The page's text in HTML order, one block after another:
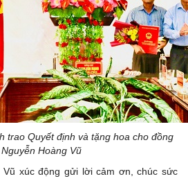
trao Quyết định và tặng hoa cho đồng
Hoàng Vũ
xúc động gửi lời cảm ơn, chúc sức